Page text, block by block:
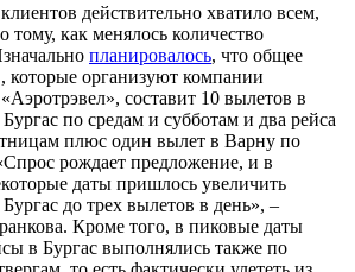
действительно хватило всем,
тому, как менялось количество
планировалось, что общее
которые организуют компании
составит 10 вылетов в
по средам и субботам и два рейса
плюс один вылет в Варну по
рождает предложение, и в
даты пришлось увеличить
до трех вылетов в день», –
Кроме того, в пиковые даты
в Бургас выполнялись также по